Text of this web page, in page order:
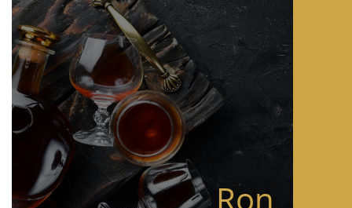
Ron